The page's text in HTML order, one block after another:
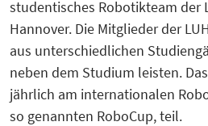
studentisches Robotikteam der
Hannover. Die Mitglieder der
aus unterschiedlichen
neben dem Studium leisten.
jährlich am internationalen
so genannten RoboCup, teil.